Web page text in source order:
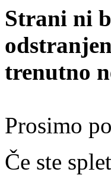
Strani ni
trenutno
Prosimo
Če ste